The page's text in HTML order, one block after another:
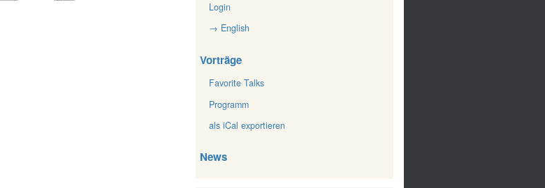
Login
→ English
Vorträge
Favorite Talks
Programm
als iCal exportieren
News